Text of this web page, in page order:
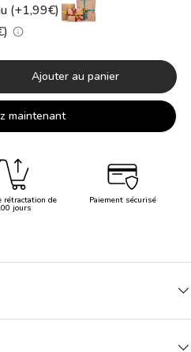
(+1,99€)
Ajouter au panier
maintenant
rétractation de
jours
Paiement sécurisé